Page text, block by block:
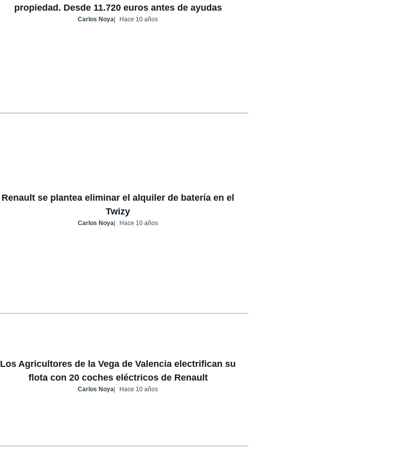
propiedad. Desde 11.720 euros antes de ayudas
Carlos Noya Hace 10 años
Renault se plantea eliminar el alquiler de batería en el
Twizy
Carlos Noya Hace 10 años
Los Agricultores de la Vega de Valencia electrifican su
flota con 20 coches eléctricos de Renault
Carlos Noya Hace 10 años